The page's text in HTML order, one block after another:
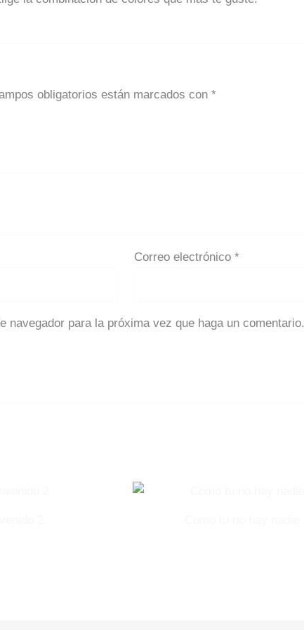
obligatorios están marcados con*
Correo electrónico*
para la próxima vez que haga un comentario.